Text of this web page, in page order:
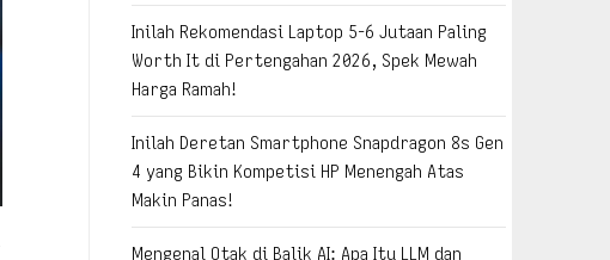
Inilah Rekomendasi Laptop 5-6 Jutaan Paling
Worth It di Pertengahan 2026, Spek Mewah
Harga Ramah!
Inilah Deretan Smartphone Snapdragon 8s Gen
4 yang Bikin Kompetisi HP Menengah Atas
Makin Panas!
Mengenal Otak di Balik AI: Apa Itu LLM dan